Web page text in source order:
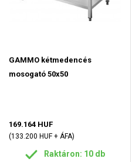
GAMMO kétmedencés
mosogató 50x50
169.164 HUF
(133.200 HUF + ÁFA)
Raktáron: 10 db